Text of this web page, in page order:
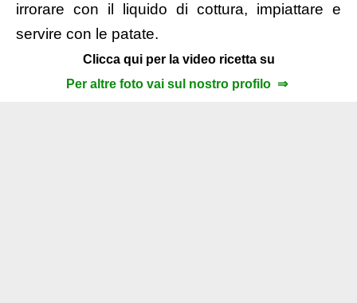
irrorare con il liquido di cottura, impiattare e
servire con le patate.
Clicca qui per la video ricetta su
Per altre foto vai sul nostro profilo ⇒